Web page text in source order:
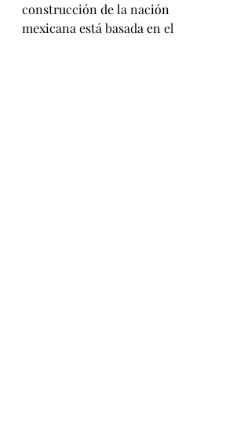
construcción de la nación
mexicana está basada en el